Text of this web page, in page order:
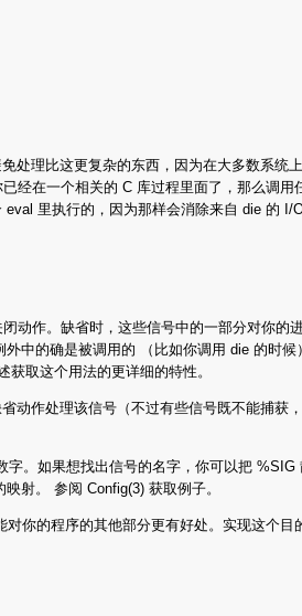
理比这更复杂的东西，因为在大多数系
在一个相关的 C 库过程里面了，那么调
里执行的，因为那样会消除来自 die 的 I/
作。缺省时，这些信号中的一部分对你
中的确是被调用的 （比如你调用 die 的时
取这个用法的更详细的特性。
动作处理该信号（不过有些信号既不能捕
。如果想找出信号的名字，你可以把
射。 参阅 Config(3) 获取例子。
你的程序的其他部分更有好处。实现这个